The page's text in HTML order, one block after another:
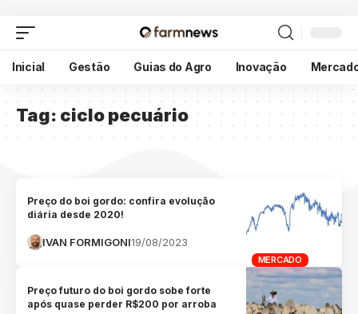
Inicial Gestão Guias do Agro Inovação
Tag: ciclo pecuário
MERCADO
Preço do boi gordo: confira evolução
diária desde 2020!
IVAN FORMIGONI19/08/2023
Preço futuro do boi gordo sobe forte
após quase perder R$200 por arroba